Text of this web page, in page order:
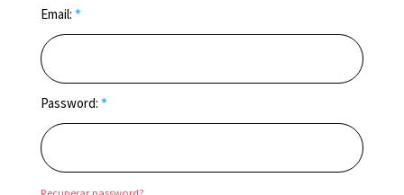
Email: *
Password: *